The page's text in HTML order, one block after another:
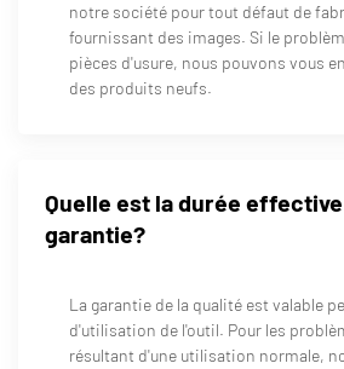
notre société pour tout défaut de
fournissant des images. Si le
pièces d'usure, nous pouvons vous
des produits neufs.
Quelle est la durée
garantie?
La garantie de la qualité est valable
d'utilisation de l'outil. Pour les
résultant d'une utilisation normale,